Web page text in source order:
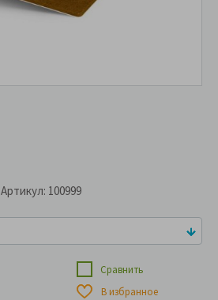
Артикул: 100999
Сравнить
В избранное